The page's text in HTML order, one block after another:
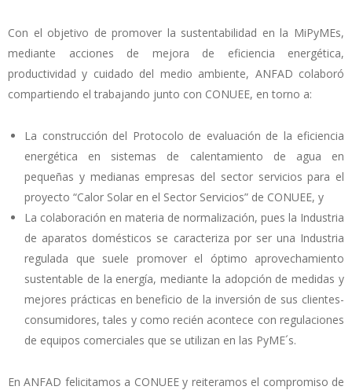
Con el objetivo de promover la sustentabilidad en la MiPyMEs,
mediante acciones de mejora de eficiencia energética,
productividad y cuidado del medio ambiente, ANFAD colaboró
compartiendo el trabajando junto con CONUEE, en torno a:
La construcción del Protocolo de evaluación de la eficiencia
energética en sistemas de calentamiento de agua en
pequeñas y medianas empresas del sector servicios para el
proyecto “Calor Solar en el Sector Servicios” de CONUEE, y
La colaboración en materia de normalización, pues la Industria
de aparatos domésticos se caracteriza por ser una Industria
regulada que suele promover el óptimo aprovechamiento
sustentable de la energía, mediante la adopción de medidas y
mejores prácticas en beneficio de la inversión de sus clientes-
consumidores, tales y como recién acontece con regulaciones
de equipos comerciales que se utilizan en las PyME´s.
En ANFAD felicitamos a CONUEE y reiteramos el compromiso de